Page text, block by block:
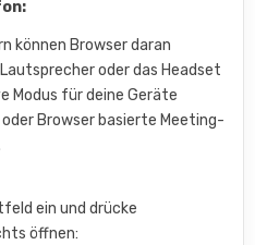
können Browser daran
oder das Headset
Modus für deine Geräte
Browser basierte Meeting-
ein und drücke
öffnen: